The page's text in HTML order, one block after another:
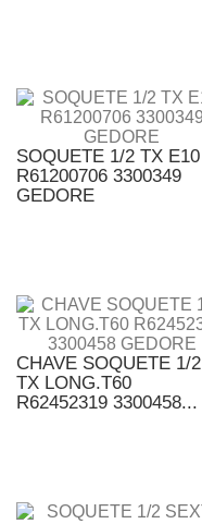
SOQUETE 1/2 TX E10
R61200706 3300349
GEDORE
CHAVE SOQUETE 1/2
TX LONG.T60
R62452319 3300458...